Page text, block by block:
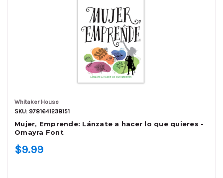
Whitaker House
SKU: 9781641238151
Mujer, Emprende: Lánzate a hacer lo que quieres -
Omayra Font
$9.99